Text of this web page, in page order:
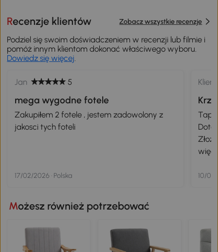
Recenzje klientów Zobacz wszystkie recenzje
Podziel się swoim doświadczeniem w recenzji lub filmie i
pomóż innym klientom dokonać właściwego wyboru.
Dowiedz się więcej
Jan 5
mega wygodne fotele
Zakupiłem 2 fotele , jestem zadowolony z
jakosci tych foteli
17/02/2026 · Polska
więc
10/09/
Możesz również potrzebować